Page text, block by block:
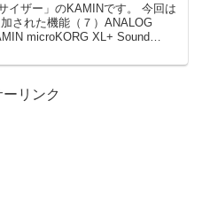
ー」のKAMINです。 今回は
された機能（７）ANALOG
リンク